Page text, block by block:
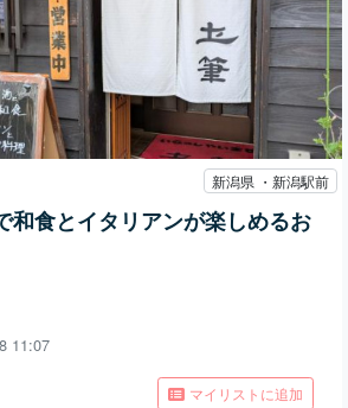
新潟県 ・新潟駅前
和食とイタリアンが楽しめるお
11:07
マイリストに追加